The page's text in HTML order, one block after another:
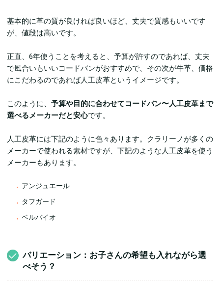
基本的に革の質が良ければ良いほど、丈夫で質感もいいです
が、値段は高いです。
正直、6年使うことを考えると、予算が許すのであれば、丈夫
で風合いもいいコードバンがおすすめで、その次が牛革、価格
にこだわるのであれば人工皮革というイメージです。
このように、 予算や目的に合わせてコードバン〜人工皮革まで
選べるメーカーだと安心です。
人工皮革には下記のように色々あります。クラリーノが多くの
メーカーで使われる素材ですが、下記のような人工皮革を使う
メーカーもあります。
アンジュエール
タフガード
ベルバイオ
バリエーション：お子さんの希望も入れながら選
べそう？